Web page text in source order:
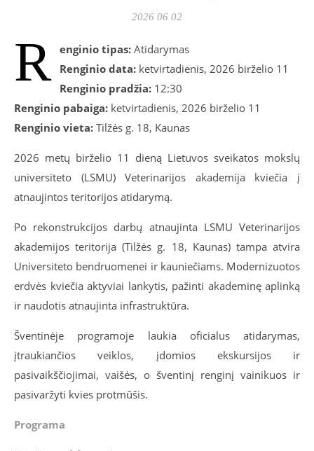
2026 06 02
R enginio tipas: Atidarymas
Renginio data: ketvirtadienis, 2026 birželio 11
Renginio pradžia: 12:30
Renginio pabaiga: ketvirtadienis, 2026 birželio 11
Renginio vieta: Tilžės g. 18, Kaunas
2026 metų birželio 11 dieną Lietuvos sveikatos mokslų
universiteto (LSMU) Veterinarijos akademija kviečia į
atnaujintos teritorijos atidarymą.
Po rekonstrukcijos darbų atnaujinta LSMU Veterinarijos
akademijos teritorija (Tilžės g. 18, Kaunas) tampa atvira
Universiteto bendruomenei ir kauniečiams. Modernizuotos
erdvės kviečia aktyviai lankytis, pažinti akademinę aplinką
ir naudotis atnaujinta infrastruktūra.
Šventinėje programoje laukia oficialus atidarymas,
įtraukiančios veiklos, įdomios ekskursijos ir
pasivaikščiojimai, vaišės, o šventinį renginį vainikuos ir
pasivaržyti kvies protmūšis.
Programa